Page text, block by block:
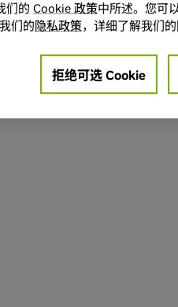
们的 Cookie 政策中所述。您可
们的隐私政策，详细了解我们的
拒绝可选 Cookie